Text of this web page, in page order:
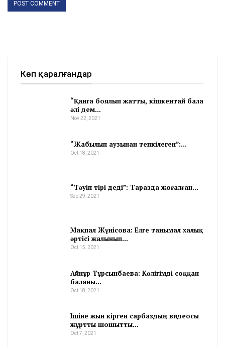
Көп қаралғандар
“Қанға боялып жатты, кішкентай бала
әлі дем…
Nov 22, 2021
“Жабылып аузынан тепкілеген”:…
Oct 18, 2021
“Тәуіп тірі деді”: Таразда жоғалған…
Sep 29, 2021
Мақпал Жүнісова: Елге танымал халық
әртісі жалынып…
Oct 15, 2021
Айнұр Тұрсынбаева: Көлігімді соққан
баланы…
Oct 18, 2021
Ішіне жын кірген сарбаздың видеосы
жұртты шошытты…
Oct 7, 2021